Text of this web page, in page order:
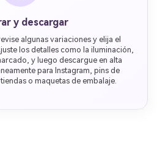
y descargar
algunas variaciones y elija el
los detalles como la iluminación,
y luego descargue en alta
para Instagram, pins de
o maquetas de embalaje.